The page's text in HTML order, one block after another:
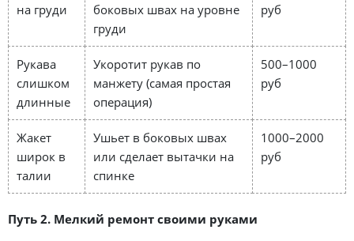
на груди
боковых швах на уровне
груди
руб
Рукава
слишком
длинные
Укоротит рукав по
манжету (самая простая
операция)
500–1000
руб
Жакет
широк в
талии
Ушьет в боковых швах
или сделает вытачки на
спинке
1000–2000
руб
Путь 2. Мелкий ремонт своими руками